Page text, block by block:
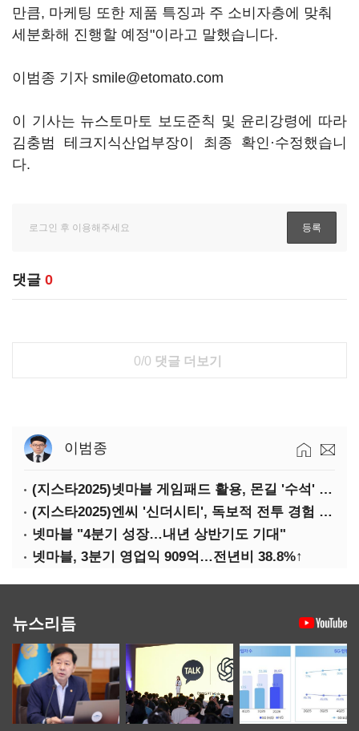
만큼, 마케팅 또한 제품 특징과 주 소비자층에 맞춰
세분화해 진행할 예정"이라고 말했습니다.
이범종 기자 smile@etomato.com
이 기사는 뉴스토마토 보도준칙 및 윤리강령에 따라
김충범 테크지식산업부장이 최종 확인·수정했습니
다.
댓글 0
0/0 댓글 더보기
이범종
(지스타2025)넷마블 게임패드 활용, 몬길 '수석' 7대죄 '차석'
(지스타2025)엔씨 '신더시티', 독보적 전투 경험 필요
넷마블 "4분기 성장…내년 상반기도 기대"
넷마블, 3분기 영업익 909억…전년비 38.8%↑
뉴스리듬